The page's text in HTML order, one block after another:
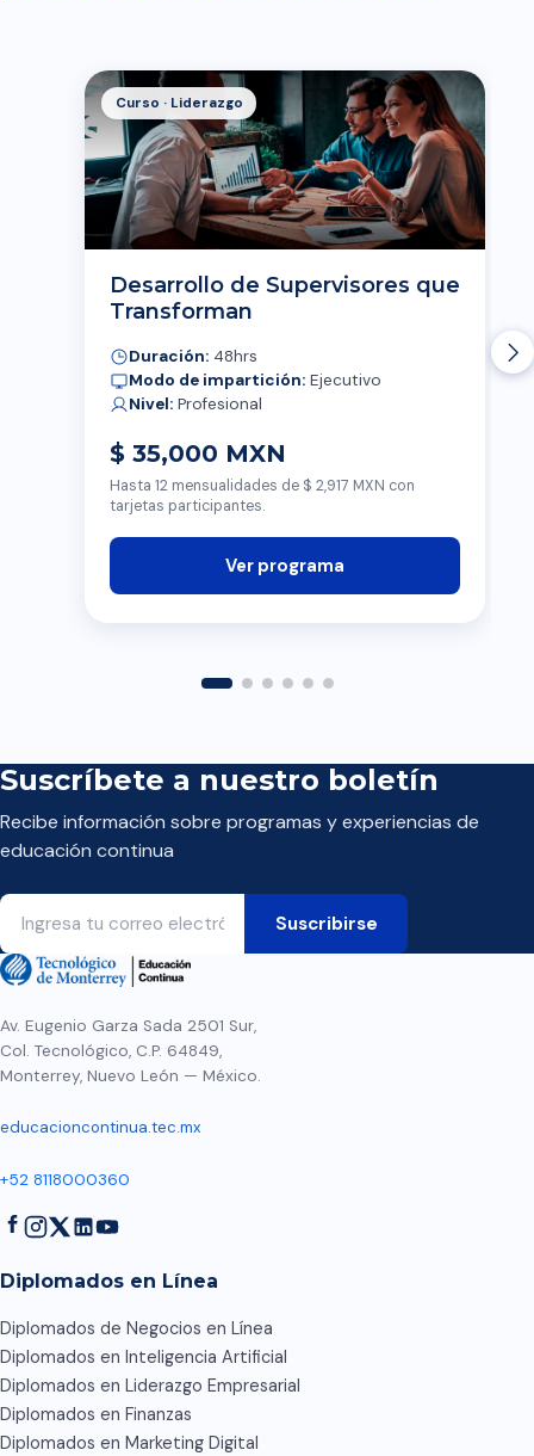
Curso · Liderazgo
Desarrollo de Supervisores que
Transforman
Duración:48hrs
Modo de impartición:Ejecutivo
Nivel:Profesional
$ 35,000 MXN
Hasta 12 mensualidades de $ 2,917 MXN con
tarjetas participantes.
Ver programa
Suscríbete a nuestro boletín
Recibe información sobre programas y experiencias de
educación continua
Av. Eugenio Garza Sada 2501 Sur,
Col. Tecnológico, C.P. 64849,
Monterrey, Nuevo León — México.
educacioncontinua.tec.mx
+52 8118000360
Diplomados en Línea
Diplomados de Negocios en Línea
Diplomados en Inteligencia Artificial
Diplomados en Liderazgo Empresarial
Diplomados en Finanzas
Diplomados en Marketing Digital